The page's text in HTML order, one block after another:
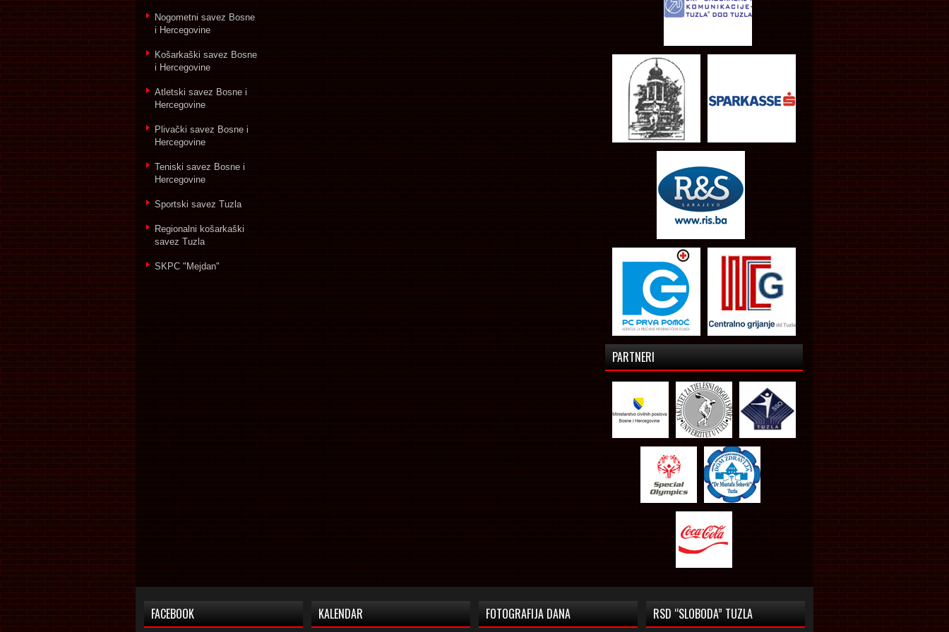
Nogometni savez Bosne
i Hercegovine
Košarkaški savez Bosne
i Hercegovine
Atletski savez Bosne i
Hercegovine
Plivački savez Bosne i
Hercegovine
Teniski savez Bosne i
Hercegovine
Sportski savez Tuzla
Regionalni košarkaški
savez Tuzla
SKPC "Mejdan"
PARTNERI
FACEBOOK KALENDAR FOTOGRAFIJA DANA RSD “SLOBODA” TUZLA